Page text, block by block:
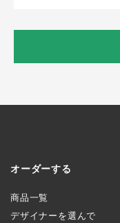
オーダーする
商品一覧
デザイナーを選んで